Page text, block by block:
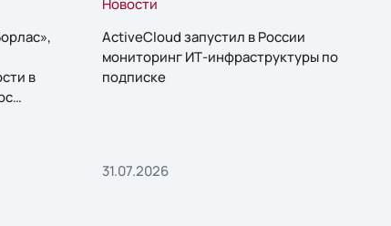
в
ActiveCloud запустил в России
мониторинг ИТ-инфраструктуры по
подписке
31.07.2026